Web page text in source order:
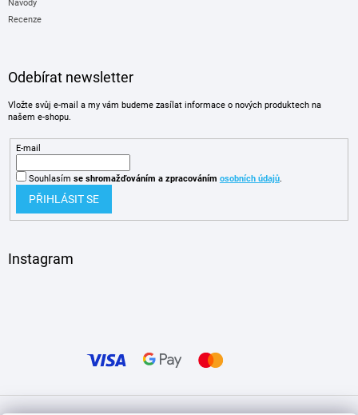
Návody
Recenze
Odebírat newsletter
Vložte svůj e-mail a my vám budeme zasílat informace o nových produktech na
našem e-shopu.
E-mail
Souhlasím se shromažďováním a zpracováním osobních údajů.
PŘIHLÁSIT SE
Instagram